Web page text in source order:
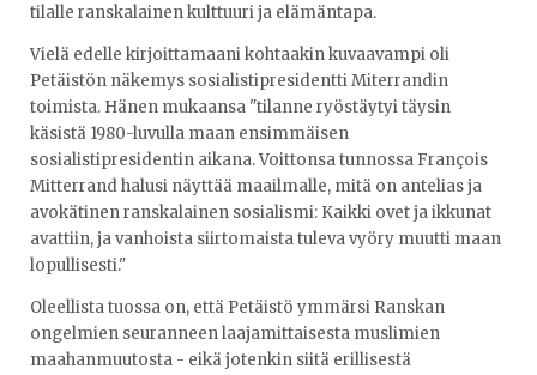
tilalle ranskalainen kulttuuri ja elämäntapa.
Vielä edelle kirjoittamaani kohtaakin kuvaavampi oli
Petäistön näkemys sosialistipresidentti Miterrandin
toimista. Hänen mukaansa "tilanne ryöstäytyi täysin
käsistä 1980-luvulla maan ensimmäisen
sosialistipresidentin aikana. Voittonsa tunnossa François
Mitterrand halusi näyttää maailmalle, mitä on antelias ja
avokätinen ranskalainen sosialismi: Kaikki ovet ja ikkunat
avattiin, ja vanhoista siirtomaista tuleva vyöry muutti maan
lopullisesti."
Oleellista tuossa on, että Petäistö ymmärsi Ranskan
ongelmien seuranneen laajamittaisesta muslimien
maahanmuutosta - eikä jotenkin siitä erillisestä